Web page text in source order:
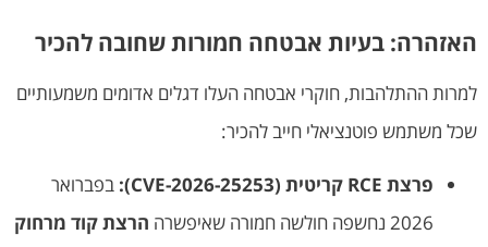
האזהרה: בעיות אבטחה חמורות שחובה להכיר
למרות ההתלהבות, חוקרי אבטחה העלו דגלים אדומים משמעותיים
שכל משתמש פוטנציאלי חייב להכיר:
פרצת RCE קריטית (CVE-2026-25253):
בפברואר
2026 נחשפה חולשה חמורה שאיפשרה
הרצת קוד מרחוק